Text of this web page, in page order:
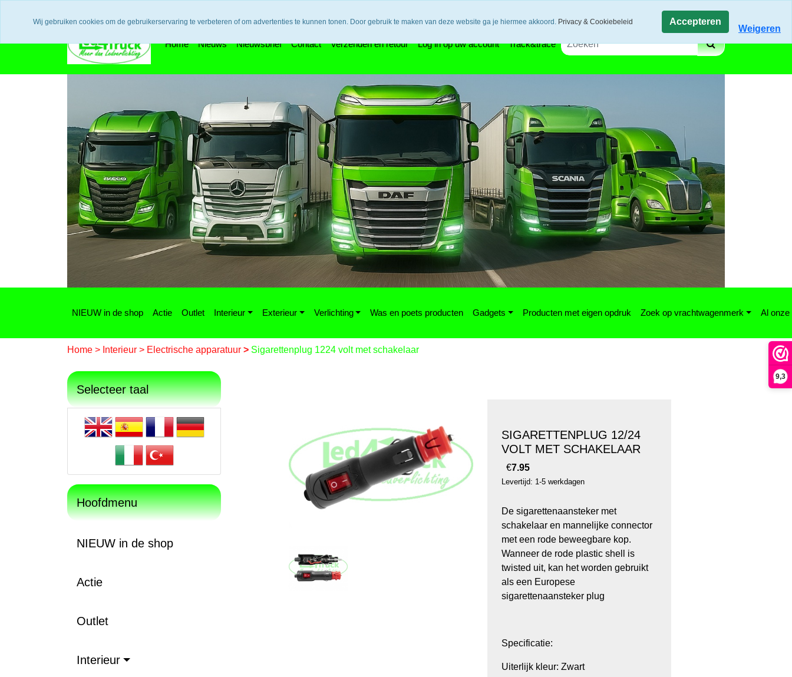
9,3
Home Nieuws Nieuwsbrief Contact Verzenden en retour Log in op uw account Track&trace
NIEUW in de shop Actie Outlet Interieur Exterieur Verlichting Was en poets producten Gadgets Producten met eigen opdruk Zoek op vrachtwagenmerk Al
Home > Interieur > Electrische apparatuur > Sigarettenplug 1224 volt met schakelaar
Selecteer taal
Hoofdmenu
NIEUW in de shop
Actie
Outlet
Interieur
SIGARETTENPLUG 12/24
VOLT MET SCHAKELAAR
€7.95
Levertijd: 1-5 werkdagen
De sigarettenaansteker met
schakelaar en mannelijke connector
met een rode beweegbare kop.
Wanneer de rode plastic shell is
twisted uit, kan het worden gebruikt
als een Europese
sigarettenaansteker plug
Specificatie:
Uiterlijk kleur: Zwart
Wij gebruiken cookies om de gebruikerservaring te verbeteren of om advertenties te kunnen tonen. Door gebruik te maken van deze website ga je hiermee akkoord. Privacy & Cookiebeleid Accepteren
Weigeren